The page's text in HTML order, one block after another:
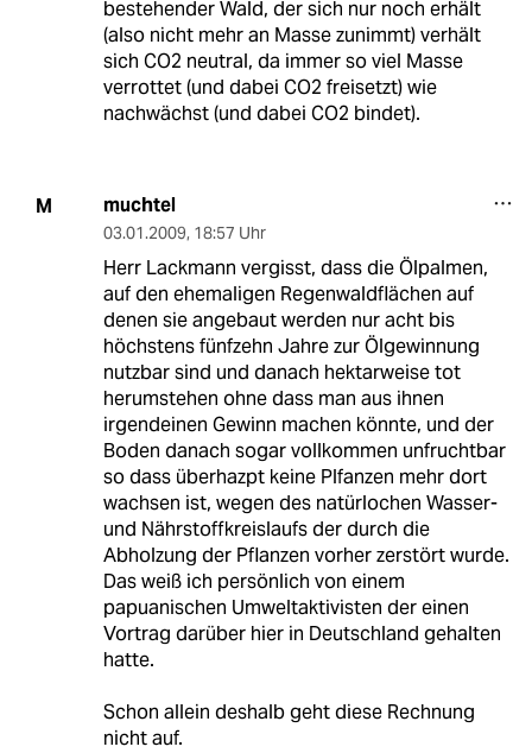
bestehender Wald, der sich nur noch erhält
(also nicht mehr an Masse zunimmt) verhält
sich CO2 neutral, da immer so viel Masse
verrottet (und dabei CO2 freisetzt) wie
nachwächst (und dabei CO2 bindet).
M muchtel
03.01.2009, 18:57 Uhr
Herr Lackmann vergisst, dass die Ölpalmen,
auf den ehemaligen Regenwaldflächen auf
denen sie angebaut werden nur acht bis
höchstens fünfzehn Jahre zur Ölgewinnung
nutzbar sind und danach hektarweise tot
herumstehen ohne dass man aus ihnen
irgendeinen Gewinn machen könnte, und der
Boden danach sogar vollkommen unfruchtbar
so dass überhazpt keine Plfanzen mehr dort
wachsen ist, wegen des natürlochen Wasser-
und Nährstoffkreislaufs der durch die
Abholzung der Pflanzen vorher zerstört wurde.
Das weiß ich persönlich von einem
papuanischen Umweltaktivisten der einen
Vortrag darüber hier in Deutschland gehalten
hatte.
Schon allein deshalb geht diese Rechnung
nicht auf.